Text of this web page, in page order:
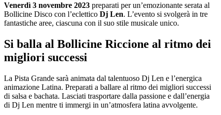
Venerdì 3 novembre 2023 preparati per un’emozionante serata al
Bollicine Disco con l’eclettico Dj Len. L’evento si svolgerà in tre
fantastiche aree, ciascuna con il suo stile musicale unico.
Si balla al Bollicine Riccione al ritmo dei
migliori successi
La Pista Grande sarà animata dal talentuoso Dj Len e l’energica
animazione Latina. Preparati a ballare al ritmo dei migliori successi
di salsa e bachata. Lasciati trasportare dalla passione e dall’energia
di Dj Len mentre ti immergi in un’atmosfera latina avvolgente.